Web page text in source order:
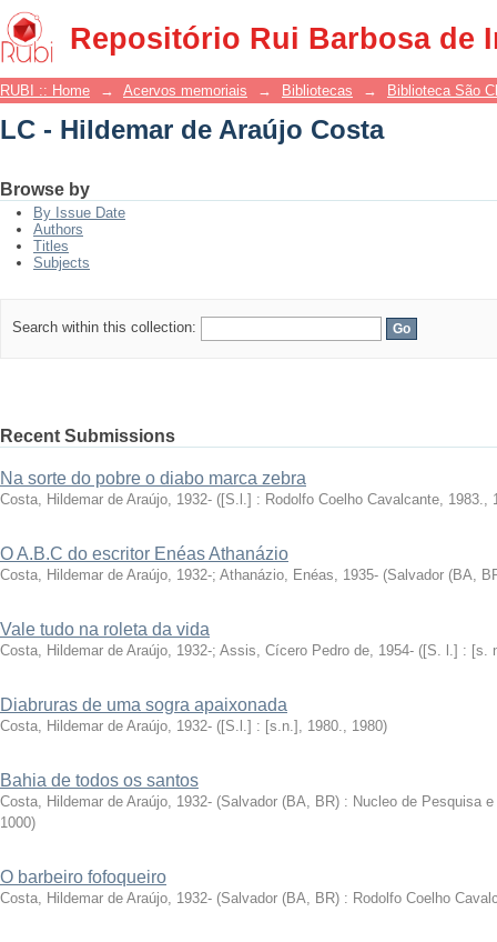
Repositório Rui Barbosa de
LC - Hildemar de Araújo Costa
RUBI :: Home → Acervos memoriais → Bibliotecas → Biblioteca São
LC - Hildemar de Araújo Costa
Browse by
By Issue Date
Authors
Titles
Subjects
Search within this collection:
Recent Submissions
Na sorte do pobre o diabo marca zebra
Costa, Hildemar de Araújo, 1932- ([S.l.] : Rodolfo Coelho Cavalcante, 1983.,
O A.B.C do escritor Enéas Athanázio
Costa, Hildemar de Araújo, 1932-; Athanázio, Enéas, 1935- (Salvador (BA,
Vale tudo na roleta da vida
Costa, Hildemar de Araújo, 1932-; Assis, Cícero Pedro de, 1954- ([S. l.] : [s.
Diabruras de uma sogra apaixonada
Costa, Hildemar de Araújo, 1932- ([S.l.] : [s.n.], 1980., 1980)
Bahia de todos os santos
Costa, Hildemar de Araújo, 1932- (Salvador (BA, BR) : Nucleo de Pesquisa
1000)
O barbeiro fofoqueiro
Costa, Hildemar de Araújo, 1932- (Salvador (BA, BR) : Rodolfo Coelho